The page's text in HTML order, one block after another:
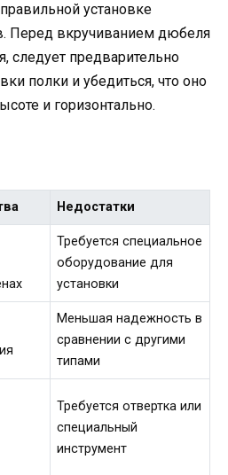
установке
Перед вкручиванием дюбеля
следует предварительно
полки и убедиться, что оно
и горизонтально.
Недостатки
Требуется специальное
оборудование для
установки
Меньшая надежность в
сравнении с другими
типами
Требуется отвертка или
специальный
инструмент